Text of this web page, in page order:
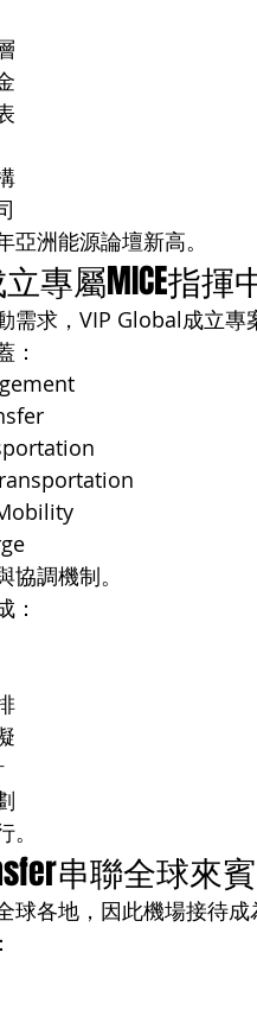
亞洲能源論壇新高。
立專屬MICE指揮
需求，VIP Global成立專
：
協調機制。
：
串聯全球來賓
球各地，因此機場接待